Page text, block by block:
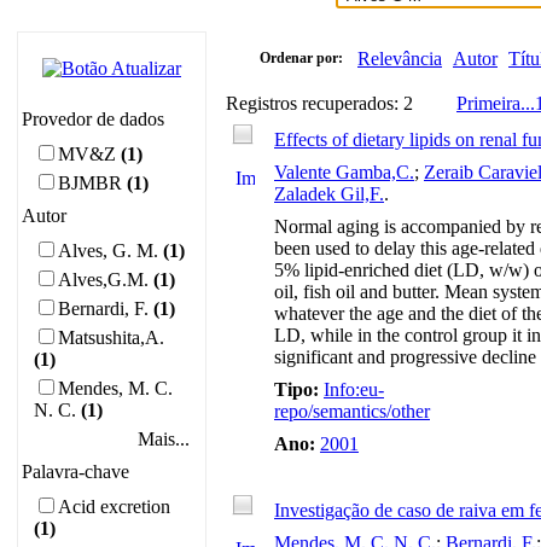
Provedor de dados
MV&Z (1)
BJMBR (1)
Autor
Alves, G. M. (1)
Alves,G.M. (1)
Bernardi, F. (1)
Matsushita,A.
(1)
Mendes, M. C.
N. C. (1)
Mais...
Palavra-chave
Acid excretion
(1)
Ordenar por: Relevância Autor
Registros recuperados: 2 Primeira...
Effects of dietary lipids on renal
Valente Gamba,C.; Zeraib
Zaladek Gil,F..
Normal aging is accompanied by
been used to delay this age-
5% lipid-enriched diet (LD, w/w)
oil, fish oil and butter. Mean
whatever the age and the diet of
LD, while in the control group it
significant and progressive
Tipo: Info:eu-
repo/semantics/other
Ano: 2001
Investigação de caso de raiva em
Mendes, M. C. N. C.; Bernardi, F.